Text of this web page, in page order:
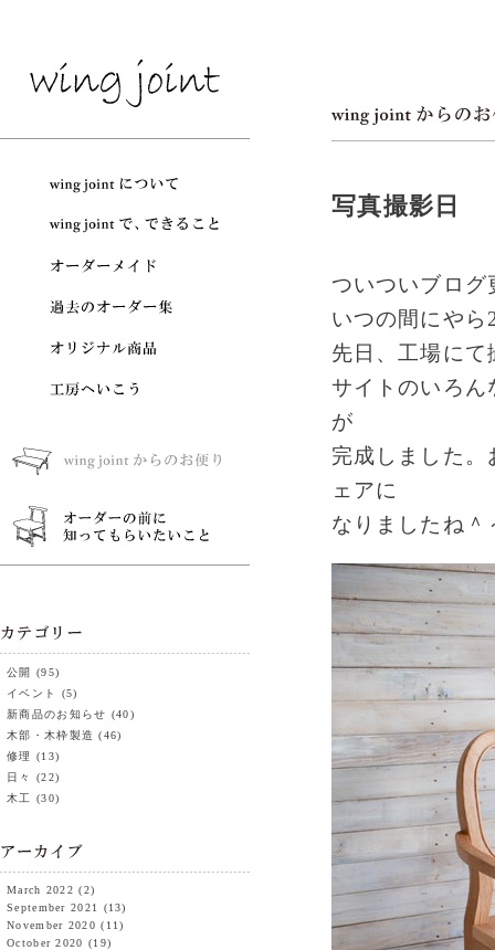
公開
(95)
イベント
(5)
新商品のお知らせ (40)
木部・木枠製造 (46)
修理
(13)
日々
(22)
木工
(30)
March 2022 (2)
September 2021
(13)
November 2020 (11)
October 2020 (19)
写真撮影日
ついついブロ
いつの間にや
先日、工場に
サイトのいろん
が
完成しました
ェアに
なりましたね＾